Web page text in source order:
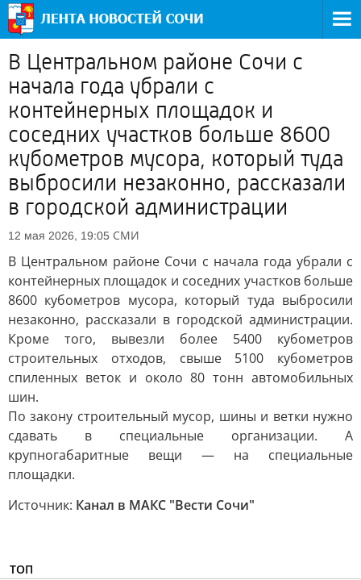
В Центральном районе Сочи с
начала года убрали с
контейнерных площадок и
соседних участков больше 8600
кубометров мусора, который туда
выбросили незаконно, рассказали
в городской администрации
12 мая 2026, 19:05 СМИ
В Центральном районе Сочи с начала года убрали с
контейнерных площадок и соседних участков больше
8600 кубометров мусора, который туда выбросили
незаконно, рассказали в городской администрации.
Кроме того, вывезли более 5400 кубометров
строительных отходов, свыше 5100 кубометров
спиленных веток и около 80 тонн автомобильных
шин.
По закону строительный мусор, шины и ветки нужно
сдавать в специальные организации. А
крупногабаритные вещи — на специальные
площадки.
Источник: Канал в МАКС "Вести Сочи"
ТОП